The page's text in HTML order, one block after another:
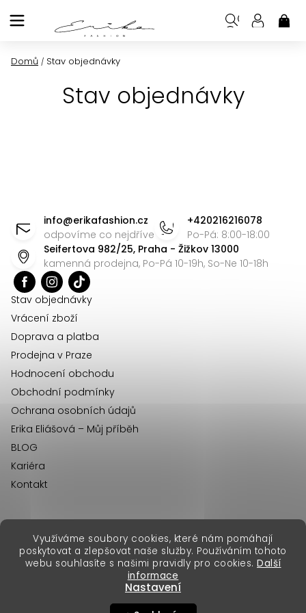
Využíváme soubory cookies, které nám pomáhají
poskytovat a zlepšovat naše služby. Používáním tohoto
webu souhlasíte s našimi pravidly pro cookies. Další
informace
Nastavení
na
Domů / Stav objednávky
Stav objednávky
info@erikafashion.cz
odpovíme co nejdříve
+420216216078
Po-Pá: 8:00-18:00
Seifertova 982/25, Praha - Žižkov 13000
kamenná prodejna, Po-Pá 10-19h, So-Ne 10-18h
Stav objednávky
Vrácení zboží
Doprava a platba
Prodejna v Praze
Hodnocení obchodu
Obchodní podmínky
Ochrana osobních údajů
Erika Eliášová – Můj příběh
BLOG
Kariéra
Kontakt
Vytvořil Shoptet Premium
Copyright 2026Erika Fashion. Všechna práva vyhrazena.
erikafashion.sk